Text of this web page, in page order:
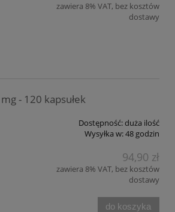
zawiera 8% VAT, bez kosztów
dostawy
- 120 kapsułek
Dostępność:duża ilość
Wysyłka w:48 godzin
94,90 zł
zawiera 8% VAT, bez kosztów
dostawy
do koszyka